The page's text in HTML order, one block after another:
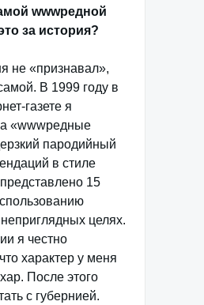
wwwредной
за история?
не «признавал»,
В 1999 году в
газете я
«wwwредные
пародийный
в стиле
15
целях.
я честно
характер у меня
После этого
с губернией.